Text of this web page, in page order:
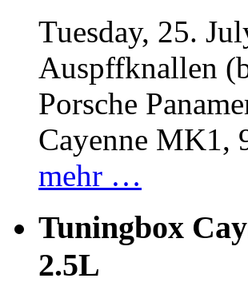
Tuesday, 25.
Auspffknallen
Porsche
Cayenne MK1,
mehr …
Tuningbox
2.5L